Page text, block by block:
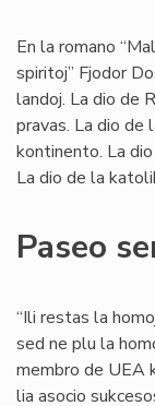
En la romano
spiritoj” Fjodor
landoj. La dio de
pravas. La dio de
kontinento. La
La dio de la
Paseo
“Ili restas la
sed ne plu la
membro de UEA
lia asocio